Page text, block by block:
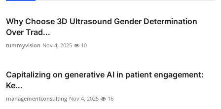
Why Choose 3D Ultrasound Gender Determination
Over Trad...
tummyvision Nov 4, 2025 10
Capitalizing on generative AI in patient engagement:
Ke...
managementconsulting Nov 4, 2025 16